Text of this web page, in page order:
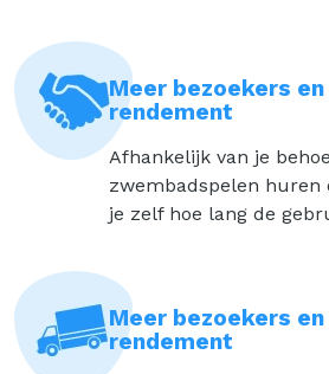
Meer bezoekers
rendement
Afhankelijk van je
zwembadspelen huren
je zelf hoe lang de
Meer bezoekers
rendement